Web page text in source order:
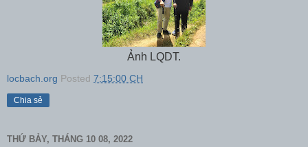
Ảnh LQDT.
locbach.org Posted 7:15:00 CH
Chia sẻ
THỨ BẢY, THÁNG 10 08, 2022